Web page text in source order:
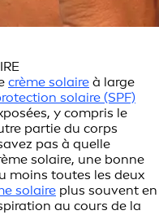
crème solaire à large
solaire (SPF)
y compris le
partie du corps
pas à quelle
solaire, une bonne
moins toutes les deux
solaire plus souvent en
au cours de la